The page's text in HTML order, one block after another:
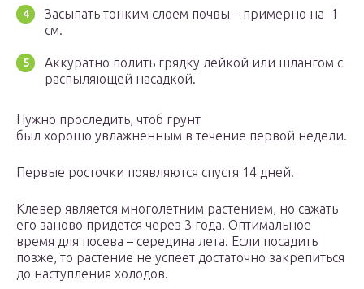
Засыпать тонким слоем почвы – примерно на 1
см.
Аккуратно полить грядку лейкой или шлангом с
распыляющей насадкой.
Нужно проследить, чтоб грунт
был хорошо увлажненным в течение первой недели.
Первые росточки появляются спустя 14 дней.
Клевер является многолетним растением, но сажать
его заново придется через 3 года. Оптимальное
время для посева – середина лета. Если посадить
позже, то растение не успеет достаточно закрепиться
до наступления холодов.